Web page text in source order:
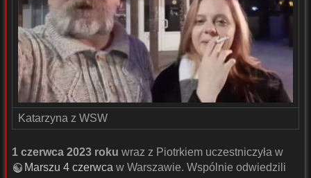
Katarzyna z WSW
1 czerwca 2023 roku wraz z Piotrkiem uczestniczyła w
Marszu 4 czerwca w Warszawie. Wspólnie odwiedzili